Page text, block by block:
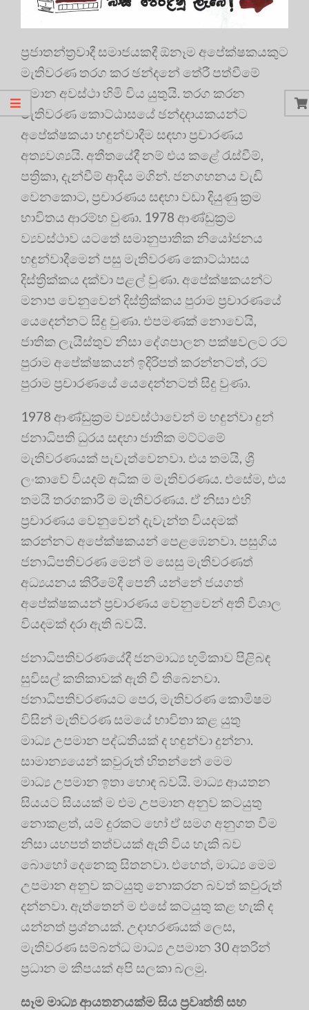
ප්‍රජාතන්ත්‍රවාදී සමාජයකදී ඕනෑම අපේක්ෂකයකුට
මැතිවරණ තරග කර ඡන්දනේ තේරී පත්වීමේ
සමාන අවස්ථා හිමි විය යුතුයි. තරග කරන
මැතිවරණ කොට්ඨාසයේ ඡන්දදායකයන්ට
අපේක්ෂකයා හඳුන්වාදීම සඳහා ප්‍රචාරණය
අත්‍යවශ්‍යයි. අතීතයේදී නම් එය කළේ රැස්වීම්,
පත්‍රිකා, දැන්වීම් ආදිය මගින්. ජනගහනය වැඩි
වෙනකොට, ප්‍රචාරණය සඳහා වඩා දියුණු ක්‍රම
භාවිතය ආරම්භ වුණා. 1978 ආණ්ඩුක්‍රම
ව්‍යවස්ථාව යටතේ සමානුපාතික නියෝජනය
හඳුන්වාදීමෙන් පසු මැතිවරණ කොට්ඨාසය
දිස්ත්‍රික්කය දක්වා පළල් වුණා. අපේක්ෂකයන්ට
මනාප වෙනුවෙන් දිස්ත්‍රික්කය පුරාම ප්‍රචාරණයේ
යෙදෙන්නට සිදු වුණා. එපමණක් නොවෙයි,
ජාතික ලැයිස්තුව නිසා දේශපාලන පක්ෂවලට රට
පුරාම අපේක්ෂකයන් ඉදිරිපත් කරන්නටත්, රට
පුරාම ප්‍රචාරණයේ යෙදෙන්නටත් සිදු වුණා.
1978 ආණ්ඩුක්‍රම ව්‍යවස්ථාවෙන් ම හඳුන්වා දුන්
ජනාධිපති ධුරය සඳහා ජාතික මට්ටමේ
මැතිවරණයක් පැවැත්වෙනවා. එය තමයි, ශ්‍රී
ලංකාවේ වියදම් අධික ම මැතිවරණය. එසේම, එය
තමයි තරගකාරී ම මැතිවරණය. ඒ නිසා එහි
ප්‍රචාරණය වෙනුවෙන් දැවැන්ත වියදමක්
කරන්නට අපේක්ෂකයන් පෙළඹෙනවා. පසුගිය
ජනාධිපතිවරණ මෙන් ම සෙසු මැතිවරණත්
අධ්‍යයනය කිරීමේදී පෙනී යන්නේ ජයගත්
අපේක්ෂකයන් ප්‍රචාරණය වෙනුවෙන් අති විශාල
වියදමක් දරා ඇති බවයි.
ජනාධිපතිවරණයේදී ජනමාධ්‍ය භූමිකාව පිළිබඳ
සුවිසල් කතිකාවක් ඇති වී තිබෙනවා.
ජනාධිපතිවරණයට පෙර, මැතිවරණ කොමිෂම
විසින් මැතිවරණ සමයේ භාවිතා කළ යුතු
මාධ්‍ය උපමාන පද්ධතියක් ද හඳුන්වා දුන්නා.
සාමාන්‍යයෙන් කවුරුත් හිතන්නේ මෙම
මාධ්‍ය උපමාන ඉතා හොඳ බවයි. මාධ්‍ය ආයතන
සියයට සියයක් ම එම උපමාන අනුව කටයුතු
නොකළත්, යම් දුරකට හෝ ඒ සමග අනුගත වීම
නිසා යහපත් තත්වයක් ඇති විය හැකි බව
බොහෝ දෙනෙකු සිතනවා. එහෙත්, මාධ්‍ය මෙම
උපමාන අනුව කටයුතු නොකරන බවත් කවුරුත්
දන්නවා. ඇත්තෙන් ම එසේ කටයුතු කළ හැකි ද
යන්නත් ප්‍රශ්නයක්. උදාහරණයක් ලෙස,
මැතිවරණ සම්බන්ධ මාධ්‍ය උපමාන 30 අතරින්
ප්‍රධාන ම කීපයක් අපි සලකා බලමු.
සෑම මාධ්‍ය ආයතනයක්ම සිය ප්‍රවෘත්ති සහ